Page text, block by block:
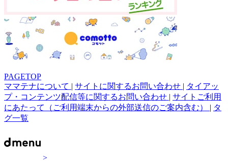
PAGETOP
ママテナについて | サイトに関するお問い合わせ | タイアッ
プ・コンテンツ配信等に関するお問い合わせ | サイトご利用
にあたって（ご利用端末からの外部送信のご案内含む） | タ
グ一覧
>